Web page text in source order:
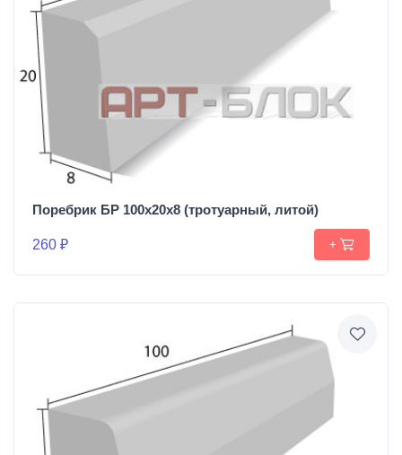
Поребрик БР 100х20х8 (тротуарный, литой)
260 ₽ +